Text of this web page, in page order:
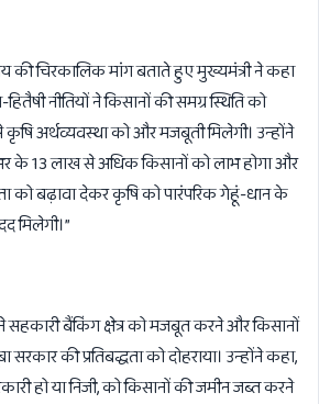
की चिरकालिक मांग बताते हुए मुख्यमंत्री ने कहा
नीतियों ने किसानों की समग्र स्थिति को
अर्थव्यवस्था को और मजबूती मिलेगी। उन्होंने
के 13 लाख से अधिक किसानों को लाभ होगा और
को बढ़ावा देकर कृषि को पारंपरिक गेहूं-धान के
मिलेगी।”
सहकारी बैंकिंग क्षेत्र को मजबूत करने और किसानों
की प्रतिबद्धता को दोहराया। उन्होंने कहा,
हो या निजी, को किसानों की जमीन जब्त करने